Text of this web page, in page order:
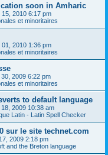
soon in Amharic
15, 2010 6:17 pm
et minoritaires
01, 2010 1:36 pm
et minoritaires
2009 6:22 pm
et minoritaires
to default language
2009 10:38 am
Latin - Latin Spell Checker
sur le site technet.com
2009 2:18 pm
and the Breton language